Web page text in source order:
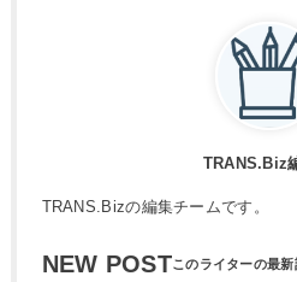
TRANS.Biz
TRANS.Bizの編集チームです。
NEW POST